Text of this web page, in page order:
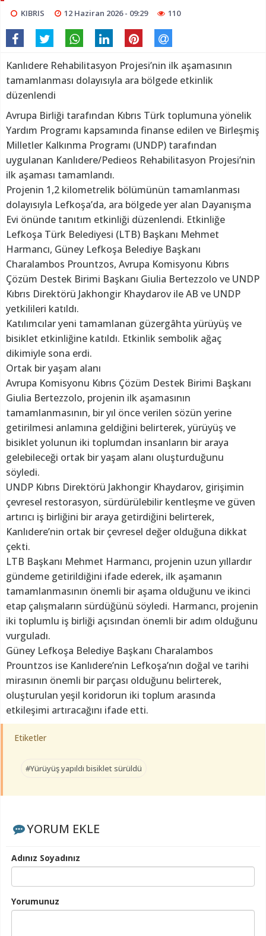
KIBRIS 12 Haziran 2026 - 09:29 110
Kanlıdere Rehabilitasyon Projesi’nin ilk aşamasının
tamamlanması dolayısıyla ara bölgede etkinlik
düzenlendi
Avrupa Birliği tarafından Kıbrıs Türk toplumuna yönelik
Yardım Programı kapsamında finanse edilen ve Birleşmiş
Milletler Kalkınma Programı (UNDP) tarafından
uygulanan Kanlıdere/Pedieos Rehabilitasyon Projesi’nin
ilk aşaması tamamlandı.
Projenin 1,2 kilometrelik bölümünün tamamlanması
dolayısıyla Lefkoşa’da, ara bölgede yer alan Dayanışma
Evi önünde tanıtım etkinliği düzenlendi. Etkinliğe
Lefkoşa Türk Belediyesi (LTB) Başkanı Mehmet
Harmancı, Güney Lefkoşa Belediye Başkanı
Charalambos Prountzos, Avrupa Komisyonu Kıbrıs
Çözüm Destek Birimi Başkanı Giulia Bertezzolo ve UNDP
Kıbrıs Direktörü Jakhongir Khaydarov ile AB ve UNDP
yetkilileri katıldı.
Katılımcılar yeni tamamlanan güzergâhta yürüyüş ve
bisiklet etkinliğine katıldı. Etkinlik sembolik ağaç
dikimiyle sona erdi.
Ortak bir yaşam alanı
Avrupa Komisyonu Kıbrıs Çözüm Destek Birimi Başkanı
Giulia Bertezzolo, projenin ilk aşamasının
tamamlanmasının, bir yıl önce verilen sözün yerine
getirilmesi anlamına geldiğini belirterek, yürüyüş ve
bisiklet yolunun iki toplumdan insanların bir araya
gelebileceği ortak bir yaşam alanı oluşturduğunu
söyledi.
UNDP Kıbrıs Direktörü Jakhongir Khaydarov, girişimin
çevresel restorasyon, sürdürülebilir kentleşme ve güven
artırıcı iş birliğini bir araya getirdiğini belirterek,
Kanlıdere’nin ortak bir çevresel değer olduğuna dikkat
çekti.
LTB Başkanı Mehmet Harmancı, projenin uzun yıllardır
gündeme getirildiğini ifade ederek, ilk aşamanın
tamamlanmasının önemli bir aşama olduğunu ve ikinci
etap çalışmaların sürdüğünü söyledi. Harmancı, projenin
iki toplumlu iş birliği açısından önemli bir adım olduğunu
vurguladı.
Güney Lefkoşa Belediye Başkanı Charalambos
Prountzos ise Kanlıdere’nin Lefkoşa’nın doğal ve tarihi
mirasının önemli bir parçası olduğunu belirterek,
oluşturulan yeşil koridorun iki toplum arasında
etkileşimi artıracağını ifade etti.
Etiketler
#Yürüyüş yapıldı bisiklet sürüldü
YORUM EKLE
Adınız Soyadınız
Yorumunuz